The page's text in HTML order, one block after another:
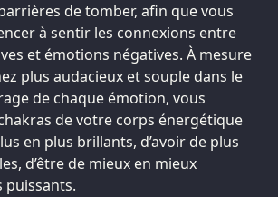
de tomber, afin que vous
à sentir les connexions entre
et émotions négatives. À mesure
plus audacieux et souple dans le
de chaque émotion, vous
de votre corps énergétique
en plus brillants, d’avoir de plus
d’être de mieux en mieux
puissants.